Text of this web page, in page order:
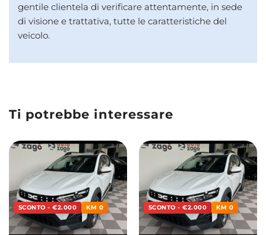
gentile clientela di verificare attentamente, in sede
di visione e trattativa, tutte le caratteristiche del
veicolo.
Ti potrebbe interessare
SCONTO - €2.000 KM 0 SCONTO - €2.000 KM 0